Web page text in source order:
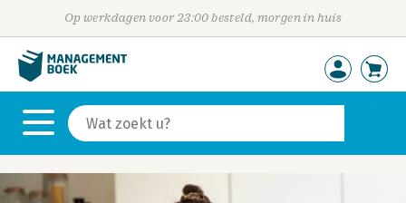
Op werkdagen voor 23:00 besteld, morgen in huis